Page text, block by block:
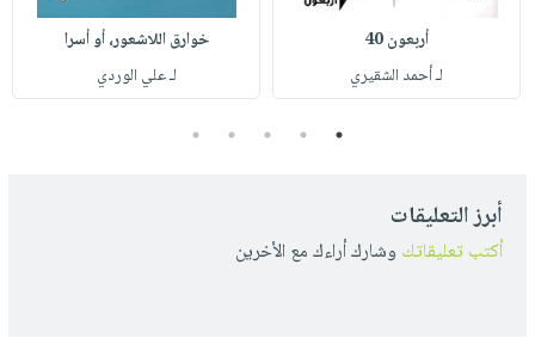
أربعون 40
لـ أحمد الشقيري
خوارق اللاشعور، أو أسرا
لـ علي الوردي
1
2
3
4
5
أبرز التعليقات
أكتب تعليقاتك وشارك أراءك مع الأخرين